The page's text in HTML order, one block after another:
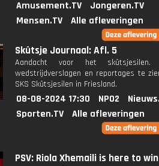
Amusement.TV
Jongeren.TV
Mensen.TV
Alle afleveringen
Skûtsje Journaal: Afl. 5
Aandacht voor het
wedstrijdverslagen en reportages te
SKS Skûtsjesilen in Friesland.
08-08-2024 17:30 NPO2
Sporten.TV
Alle afleveringen
PSV: Riola Xhemaili is here to win